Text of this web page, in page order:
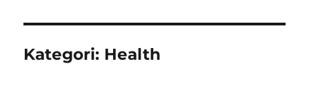
Kategori: Health